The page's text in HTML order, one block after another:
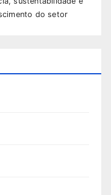
do setor